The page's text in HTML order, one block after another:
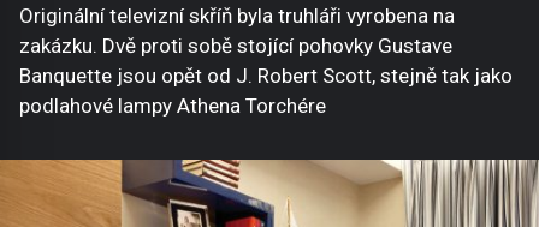
Originální televizní skříň byla truhláři vyrobena na
zakázku. Dvě proti sobě stojící pohovky Gustave
Banquette jsou opět od J. Robert Scott, stejně tak jako
podlahové lampy Athena Torchére